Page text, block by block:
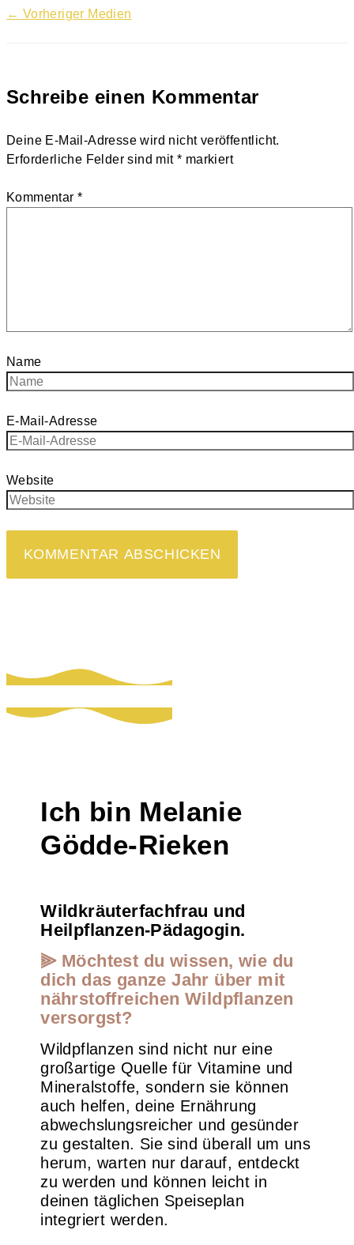
← Vorheriger Medien
Schreibe einen Kommentar
Deine E-Mail-Adresse wird nicht veröffentlicht.
Erforderliche Felder sind mit * markiert
Kommentar*
Name
E-Mail-Adresse
Website
Ich bin Melanie
Gödde-Rieken
Wildkräuterfachfrau und
Heilpflanzen-Pädagogin.
⫸ Möchtest du wissen, wie du
dich das ganze Jahr über mit
nährstoffreichen Wildpflanzen
versorgst?
Wildpflanzen sind nicht nur eine
großartige Quelle für Vitamine und
Mineralstoffe, sondern sie können
auch helfen, deine Ernährung
abwechslungsreicher und gesünder
zu gestalten. Sie sind überall um uns
herum, warten nur darauf, entdeckt
zu werden und können leicht in
deinen täglichen Speiseplan
integriert werden.